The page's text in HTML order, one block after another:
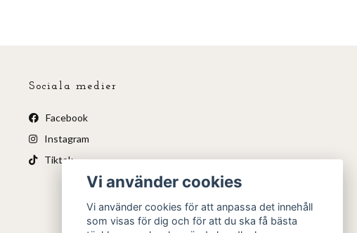
Sociala medier
Facebook
Instagram
Tiktok
Vi använder cookies
Vi använder cookies för att anpassa det innehåll
som visas för dig och för att du ska få bästa